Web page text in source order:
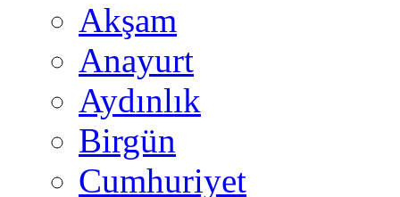
Akşam
Anayurt
Aydınlık
Birgün
Cumhuriyet